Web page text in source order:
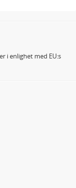
i enlighet med EU:s